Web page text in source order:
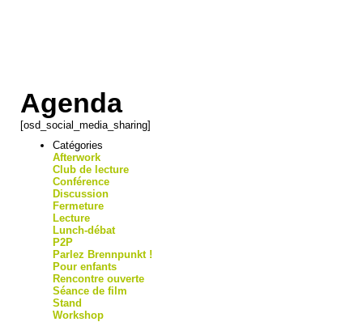
Agenda
[osd_social_media_sharing]
Catégories
Afterwork
Club de lecture
Conférence
Discussion
Fermeture
Lecture
Lunch-débat
P2P
Parlez Brennpunkt !
Pour enfants
Rencontre ouverte
Séance de film
Stand
Workshop